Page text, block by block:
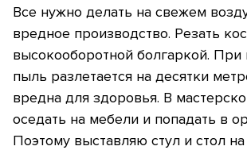
Все нужно делать на свежем
вредное производство. Резать
высокооборотной болгаркой.
пыль разлетается на десятки
вредна для здоровья. В
оседать на мебели и попадать в
Поэтому выставляю стул и стол